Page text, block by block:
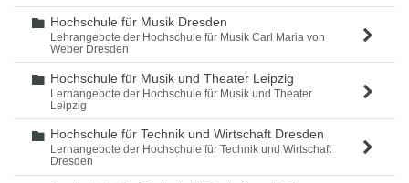
Ordner
Hochschule für Musik Dresden
Lehrangebote der Hochschule für Musik Carl Maria von
Weber Dresden
Ordner
Hochschule für Musik und Theater Leipzig
Lernangebote der Hochschule für Musik und Theater
Leipzig
Ordner
Hochschule für Technik und Wirtschaft Dresden
Lernangebote der Hochschule für Technik und Wirtschaft
Dresden